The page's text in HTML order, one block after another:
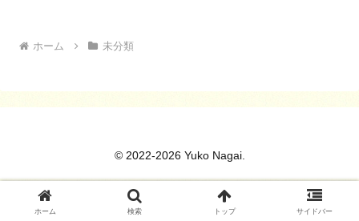
ホーム 未分類
© 2022-2026 Yuko Nagai.
ホーム 検索 トップ サイドバー